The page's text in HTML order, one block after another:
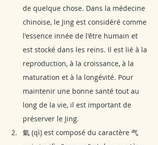
de quelque chose. Dans la médecine
chinoise, le Jing est considéré comme
l'essence innée de l'être humain et
est stocké dans les reins. Il est lié à la
reproduction, à la croissance, à la
maturation et à la longévité. Pour
maintenir une bonne santé tout au
long de la vie, il est important de
préserver le Jing.
氣 (qì) est composé du caractère 气